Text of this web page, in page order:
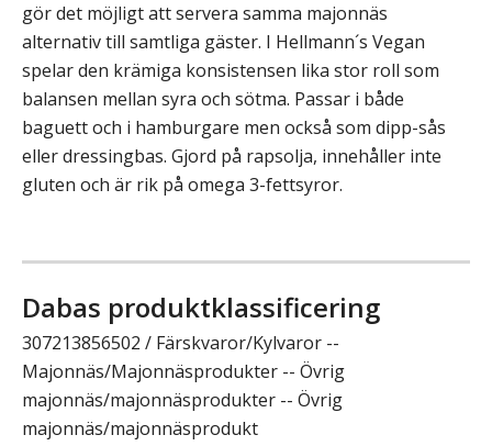
gör det möjligt att servera samma majonnäs
alternativ till samtliga gäster. I Hellmann´s Vegan
spelar den krämiga konsistensen lika stor roll som
balansen mellan syra och sötma. Passar i både
baguett och i hamburgare men också som dipp-sås
eller dressingbas. Gjord på rapsolja, innehåller inte
gluten och är rik på omega 3-fettsyror.
Dabas produktklassificering
307213856502 / Färskvaror/Kylvaror --
Majonnäs/Majonnäsprodukter -- Övrig
majonnäs/majonnäsprodukter -- Övrig
majonnäs/majonnäsprodukt